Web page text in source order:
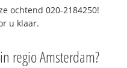
ochtend 020-2184250!
u klaar.
in regio Amsterdam?